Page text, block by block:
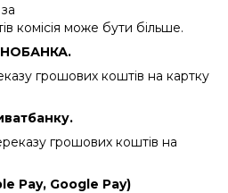
комісія може бути більше.
грошових коштів на картку
грошових коштів на
Pay, Google Pay)